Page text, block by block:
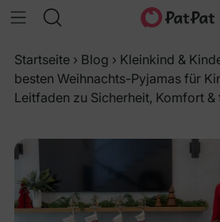
Startseite › Blog › Kleinkind &
besten Weihnachts-Pyjamas für
Leitfaden zu Sicherheit, Komfort